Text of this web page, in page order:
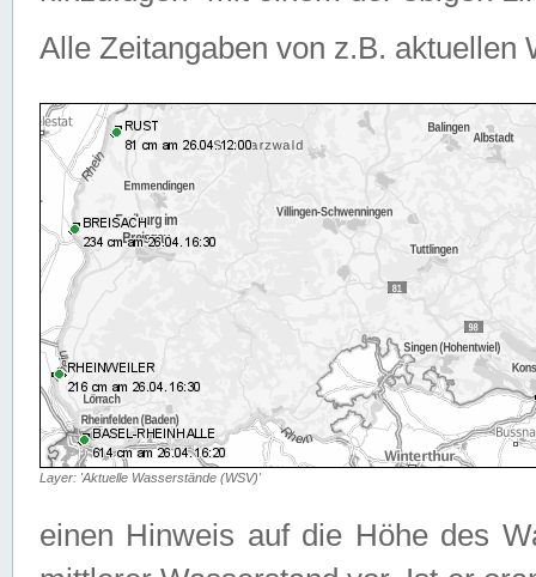
Alle Zeitangaben von z.B. aktuellen
Layer: 'Aktuelle Wasserstände (WSV)'
einen Hinweis auf die Höhe des